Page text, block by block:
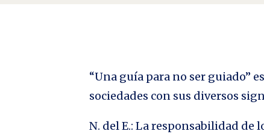
“Una guía para no ser guiado”
sociedades con sus diversos
N. del E.: La responsabilidad